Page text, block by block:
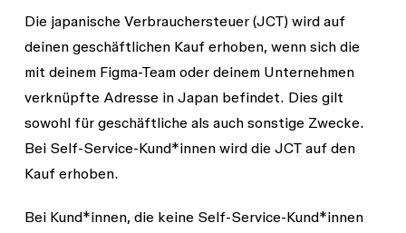
Die japanische Verbrauchersteuer (JCT) wird auf
deinen geschäftlichen Kauf erhoben, wenn sich die
mit deinem Figma-Team oder deinem Unternehmen
verknüpfte Adresse in Japan befindet. Dies gilt
sowohl für geschäftliche als auch sonstige Zwecke.
Bei Self-Service-Kund*innen wird die JCT auf den
Kauf erhoben.
Bei Kund*innen, die keine Self-Service-Kund*innen